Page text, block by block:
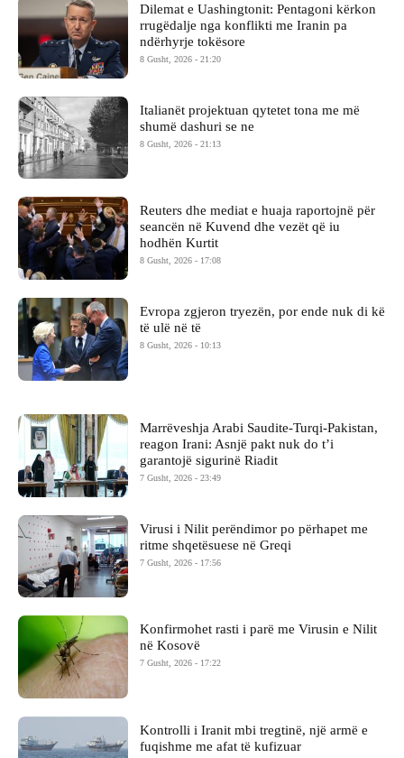
Dilemat e Uashingtonit: Pentagoni kërkon
rrugëdalje nga konflikti me Iranin pa
ndërhyrje tokësore
8 Gusht, 2026 - 21:20
Italianët projektuan qytetet tona me më
shumë dashuri se ne
8 Gusht, 2026 - 21:13
Reuters dhe mediat e huaja raportojnë për
seancën në Kuvend dhe vezët që iu
hodhën Kurtit
8 Gusht, 2026 - 17:08
Evropa zgjeron tryezën, por ende nuk di kë
të ulë në të
8 Gusht, 2026 - 10:13
Marrëveshja Arabi Saudite-Turqi-Pakistan,
reagon Irani: Asnjë pakt nuk do t’i
garantojë sigurinë Riadit
7 Gusht, 2026 - 23:49
Virusi i Nilit perëndimor po përhapet me
ritme shqetësuese në Greqi
7 Gusht, 2026 - 17:56
Konfirmohet rasti i parë me Virusin e Nilit
në Kosovë
7 Gusht, 2026 - 17:22
Kontrolli i Iranit mbi tregtinë, një armë e
fuqishme me afat të kufizuar